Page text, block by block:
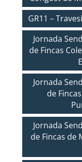
GR11 –
Jornada
de Fincas
Jornada
de
Jornada
de Fincas de